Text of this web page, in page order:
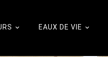
 
EAUX DE VIE